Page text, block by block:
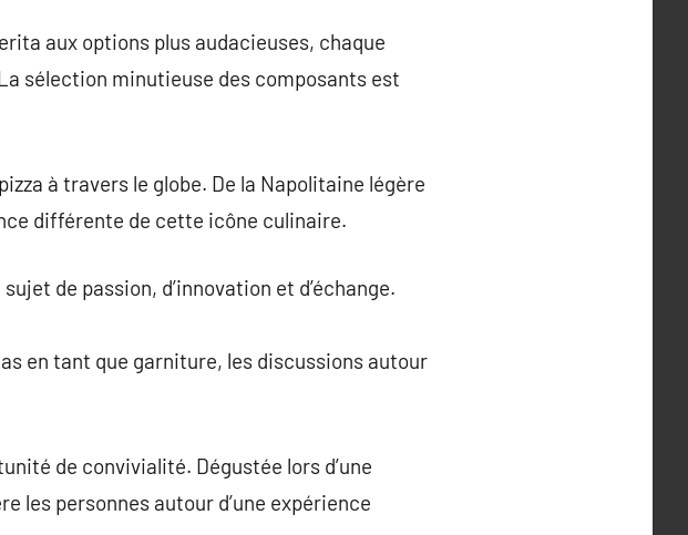
aux options plus audacieuses, chaque
sélection minutieuse des composants est
à travers le globe. De la Napolitaine légère
différente de cette icône culinaire.
de passion, d’innovation et d’échange.
en tant que garniture, les discussions autour
de convivialité. Dégustée lors d’une
les personnes autour d’une expérience